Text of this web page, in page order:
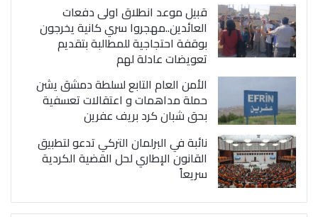
قبيل موعد انطلاق اولى دفعات
العائدين..مهجروا سري كانية يخرجون
بوقفة احتجاجية للمطالبة بتقديم
تعويضات عادلة لهم
الأمن العام التابع لسلطة دمشق يشن
حملة مداهمات و اعتقالات تعسفية
بحق شبان كرد بريف عفرين
نائبة في البرلمان التركي تدعو لتطبيق
القانون الإطاري لحل القضية الكردية
سريعاً